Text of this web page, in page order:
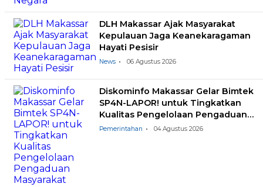
DLH Makassar Ajak Masyarakat
Kepulauan Jaga Keanekaragaman
Hayati Pesisir
News 06 Agustus 2026
Diskominfo Makassar Gelar Bimtek
SP4N-LAPOR! untuk Tingkatkan
Kualitas Pengelolaan Pengaduan
Masyarakat
Pemerintahan 04 Agustus 2026